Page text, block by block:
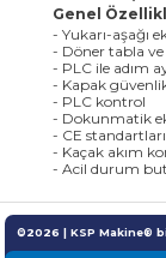
Genel
- Yukarı-aşağı
- Döner tabla
- PLC ile adım
- Kapak
- PLC kontrol
- Dokunmatik
- CE
- Kaçak akım
- Acil durum
©2026 | KSP Makine®